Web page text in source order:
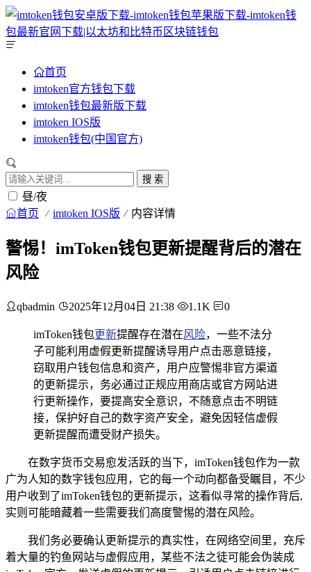
首页
imtoken官方钱包下载
imtoken钱包最新版下载
imtoken IOS版
imtoken钱包(中国官方)
搜 索
昼/夜
首页 imtoken IOS版 内容详情
警惕！imToken钱包更新提醒背后的潜在
风险
qbadmin 2025年12月04日 21:38 1.1K 0
imToken钱包更新提醒存在潜在风险，一些不法分
子可能利用虚假更新提醒诱导用户点击恶意链接，
窃取用户钱包信息和资产，用户应警惕非官方渠道
的更新提示，务必通过正规应用商店或官方网站进
行更新操作，要提高安全意识，不随意点击不明链
接，保护好自己的数字资产安全，避免因轻信虚假
更新提醒而遭受财产损失。
在数字货币交易愈发活跃的当下，imToken钱包作为一款
广为人知的数字钱包应用，它的每一个动向都备受瞩目，不少
用户收到了imToken钱包的更新提示，这看似寻常的操作背后,
实则可能暗藏着一些需要我们高度警惕的潜在风险。
我们务必要确认更新提示的真实性，在网络空间里，充斥
着大量的钓鱼网站与虚假应用，某些不法之徒可能会伪装成